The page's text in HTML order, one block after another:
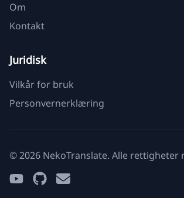
Om
Kontakt
Juridisk
Vilkår for bruk
Personvernerklæring
© 2026 NekoTranslate. Alle rettigheter
YouTubeGitHubEmail